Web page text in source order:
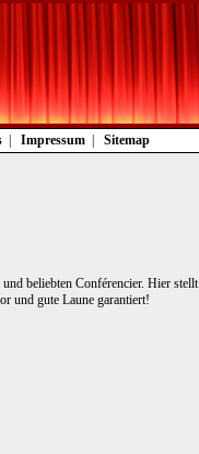
Impressum Sitemap
beliebten Conférencier. Hier stellt
und gute Laune garantiert!